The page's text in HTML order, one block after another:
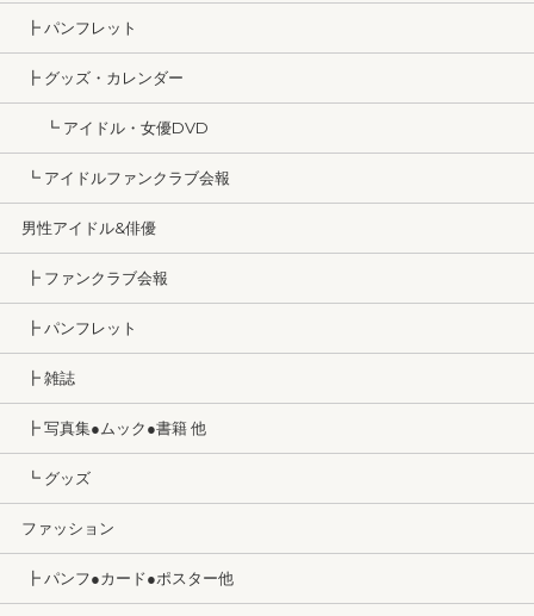
┣ パンフレット
┣ グッズ・カレンダー
┗ アイドル・女優DVD
┗ アイドルファンクラブ会報
男性アイドル&俳優
┣ ファンクラブ会報
┣ パンフレット
┣ 雑誌
┣ 写真集●ムック●書籍 他
┗ グッズ
ファッション
┣ パンフ●カード●ポスター他